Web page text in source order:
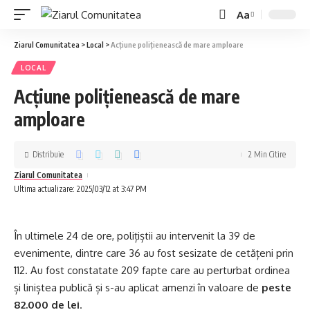
Aa
Ziarul Comunitatea >Local >Acțiune polițienească de mare amploare
LOCAL
Acțiune polițienească de mare
amploare
Ultima actualizare: 2025/03/12 at 3:47 PM
Ziarul Comunitatea
Distribuie 2 Min Citire
În ultimele 24 de ore, polițiștii au intervenit la 39 de
evenimente, dintre care 36 au fost sesizate de cetățeni prin
112. Au fost constatate 209 fapte care au perturbat ordinea
și liniștea publică și s-au aplicat amenzi în valoare de peste
82.000 de lei.